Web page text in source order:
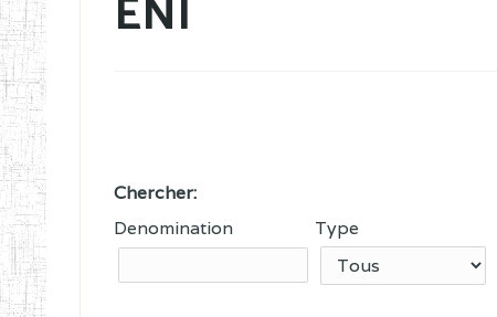
ENI
Chercher:
Denomination
Type